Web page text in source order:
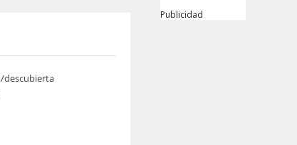
descubierta
Publicidad